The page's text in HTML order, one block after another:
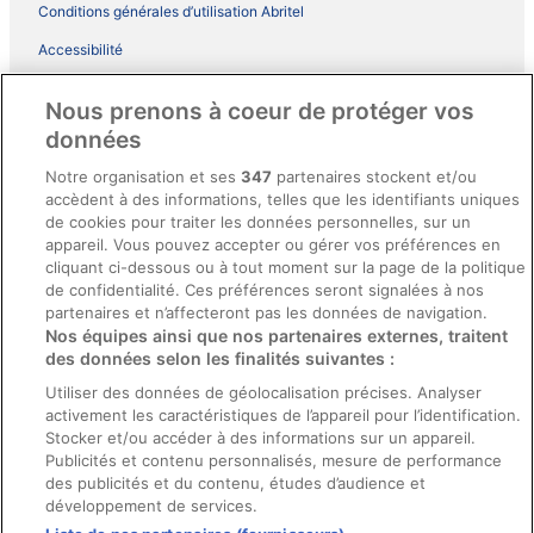
Conditions générales d’utilisation Abritel
Accessibilité
Conditions générales du programme BONUS+ d’ebookers
Directives de contenu et signalement de contenus
Aide
Soutien
Annuler votre réservation d’hôtel ou de propriété de vacances
Échéances de remboursement
Utiliser un coupon ebookers
Nous prenons à coeur de protéger vos
données
Notre organisation et ses347 partenaires stockent et/ou
accèdent à des informations, telles que les identifiants uniques
de cookies pour traiter les données personnelles, sur un
appareil. Vous pouvez accepter ou gérer vos préférences en
cliquant ci-dessous ou à tout moment sur la page de la politique
de confidentialité. Ces préférences seront signalées à nos
partenaires et n’affecteront pas les données de navigation.
Nos équipes ainsi que nos partenaires externes, traitent
des données selon les finalités suivantes :
Utiliser des données de géolocalisation précises. Analyser
activement les caractéristiques de l’appareil pour l’identification.
Stocker et/ou accéder à des informations sur un appareil.
Publicités et contenu personnalisés, mesure de performance
des publicités et du contenu, études d’audience et
développement de services.